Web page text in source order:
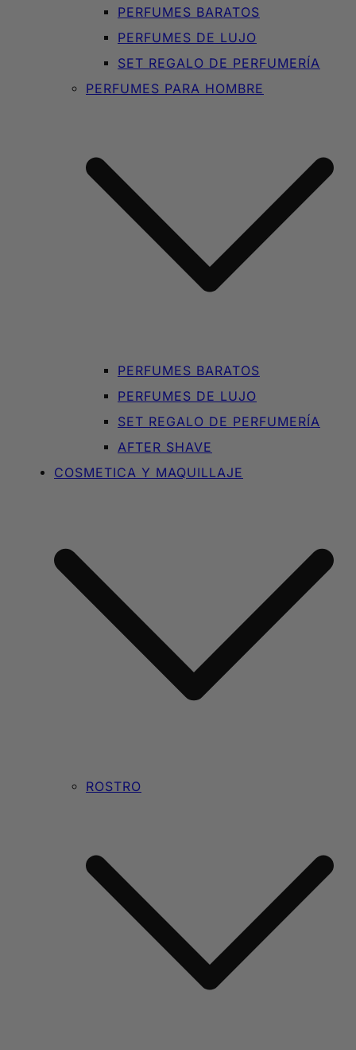
PERFUMES BARATOS
PERFUMES DE LUJO
SET REGALO DE PERFUMERÍA
PERFUMES PARA HOMBRE
PERFUMES BARATOS
PERFUMES DE LUJO
SET REGALO DE PERFUMERÍA
AFTER SHAVE
COSMETICA Y MAQUILLAJE
ROSTRO